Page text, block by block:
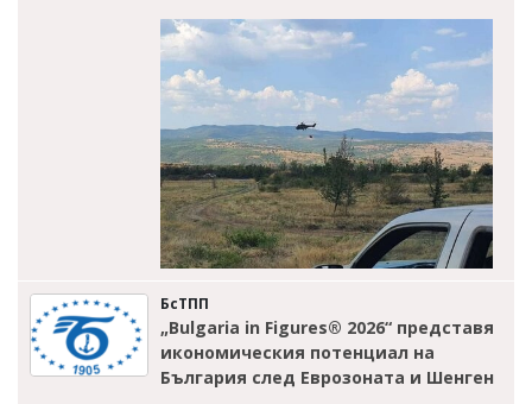
БсТПП
„Bulgaria in Figures® 2026“ представя
икономическия потенциал на
България след Еврозоната и Шенген